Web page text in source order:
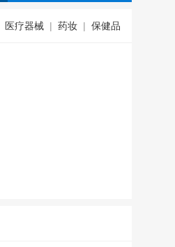
医疗器械 | 药妆 | 保健品